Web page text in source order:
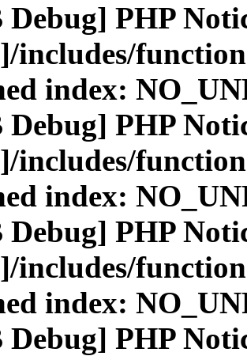
PHP
includes/
index:
PHP
includes/
index:
PHP
includes/
index:
PHP